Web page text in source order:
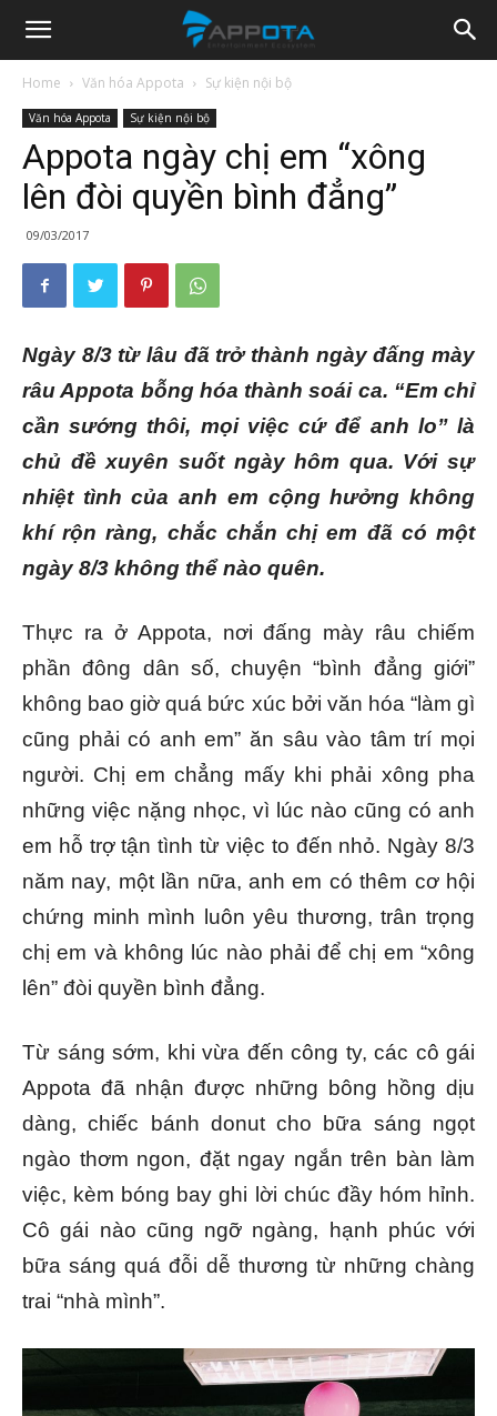
Appota
News
Home Văn hóa Appota Sự kiện nội bộ
Văn hóa Appota Sự kiện nội bộ
Appota ngày chị em “xông
lên đòi quyền bình đẳng”
09/03/2017
Ngày 8/3 từ lâu đã trở thành ngày đấng mày
râu Appota bỗng hóa thành soái ca. “Em chỉ
cần sướng thôi, mọi việc cứ để anh lo” là
chủ đề xuyên suốt ngày hôm qua. Với sự
nhiệt tình của anh em cộng hưởng không
khí rộn ràng, chắc chắn chị em đã có một
ngày 8/3 không thể nào quên.
Thực ra ở Appota, nơi đấng mày râu chiếm
phần đông dân số, chuyện “bình đẳng giới”
không bao giờ quá bức xúc bởi văn hóa “làm gì
cũng phải có anh em” ăn sâu vào tâm trí mọi
người. Chị em chẳng mấy khi phải xông pha
những việc nặng nhọc, vì lúc nào cũng có anh
em hỗ trợ tận tình từ việc to đến nhỏ. Ngày 8/3
năm nay, một lần nữa, anh em có thêm cơ hội
chứng minh mình luôn yêu thương, trân trọng
chị em và không lúc nào phải để chị em “xông
lên” đòi quyền bình đẳng.
Từ sáng sớm, khi vừa đến công ty, các cô gái
Appota đã nhận được những bông hồng dịu
dàng, chiếc bánh donut cho bữa sáng ngọt
ngào thơm ngon, đặt ngay ngắn trên bàn làm
việc, kèm bóng bay ghi lời chúc đầy hóm hỉnh.
Cô gái nào cũng ngỡ ngàng, hạnh phúc với
bữa sáng quá đỗi dễ thương từ những chàng
trai “nhà mình”.